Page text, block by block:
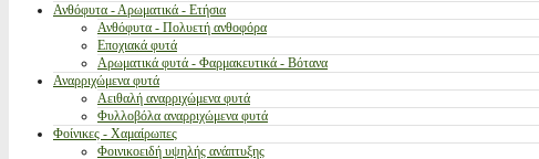
Ανθόφυτα - Αρωματικά - Ετήσια
Ανθόφυτα - Πολυετή ανθοφόρα
Εποχιακά φυτά
Αρωματικά φυτά - Φαρμακευτικά - Βότανα
Αναρριχώμενα φυτά
Αειθαλή αναρριχώμενα φυτά
Φυλλοβόλα αναρριχώμενα φυτά
Φοίνικες - Χαμαίρωπες
Φοινικοειδή υψηλής ανάπτυξης